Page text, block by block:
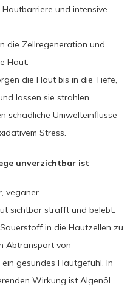
und intensive
die Zellregeneration und
Haut.
die Haut bis in die Tiefe,
lassen sie strahlen.
schädliche Umwelteinflüsse
Stress.
unverzichtbar ist
veganer
sichtbar strafft und belebt.
in die Hautzellen zu
Abtransport von
gesundes Hautgefühl. In
Wirkung ist Algenöl